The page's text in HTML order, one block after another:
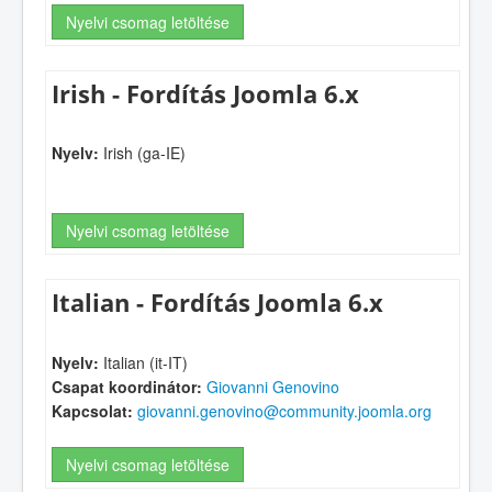
Nyelvi csomag letöltése
Irish - Fordítás Joomla 6.x
Nyelv: Irish (ga-IE)
Nyelvi csomag letöltése
Italian - Fordítás Joomla 6.x
Nyelv: Italian (it-IT)
Csapat koordinátor: Giovanni Genovino
Kapcsolat: giovanni.genovino@community.joomla.org
Nyelvi csomag letöltése